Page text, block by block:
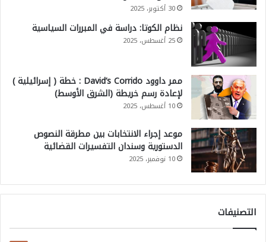
ق
ل
س
ت
ر
ا
(
30 أكتوبر، 2025
نظام الكوتا: دراسة في المبررات السياسية
25 أغسطس، 2025
ممر داوود David’s Corrido : خطة ( إسرائيلية )
لإعادة رسم خريطة (الشرق الأوسط)
10 أغسطس، 2025
موعد إجراء الانتخابات بين مطرقة النصوص
الدستورية وسندان التفسيرات القضائية
10 نوفمبر، 2025
التصنيفات